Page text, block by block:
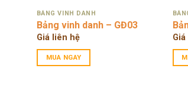
BẢNG VINH DANH
Bảng vinh danh – GĐ03
Giá liên hệ
MUA NGAY